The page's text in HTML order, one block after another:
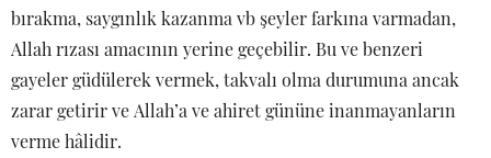
bırakma, saygınlık kazanma vb şeyler farkına varmadan,
Allah rızası amacının yerine geçebilir. Bu ve benzeri
gayeler güdülerek vermek, takvalı olma durumuna ancak
zarar getirir ve Allah’a ve ahiret gününe inanmayanların
verme hâlidir.